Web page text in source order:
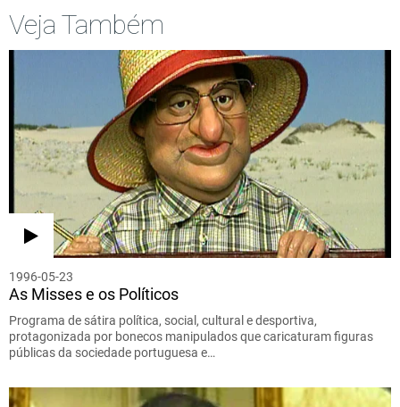
Veja Também
1996-05-23
As Misses e os Políticos
Programa de sátira política, social, cultural e desportiva,
protagonizada por bonecos manipulados que caricaturam figuras
públicas da sociedade portuguesa e…